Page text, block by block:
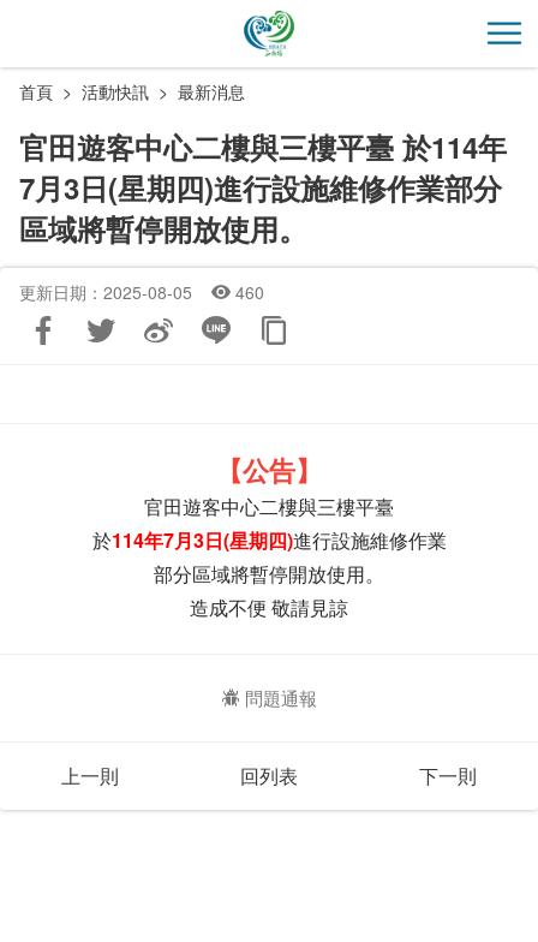
主
開
首頁 活動快訊 最新消息
官田遊客中心二樓與三樓平臺 於114年
7月3日(星期四)進行設施維修作業部分
區域將暫停開放使用。
更新日期：2025-08-05 460
【公告】
官田遊客中心二樓與三樓平臺
於114年7月3日(星期四)進行設施維修作業
部分區域將暫停開放使用。
造成不便 敬請見諒
問題通報
上一則 回列表 下一則